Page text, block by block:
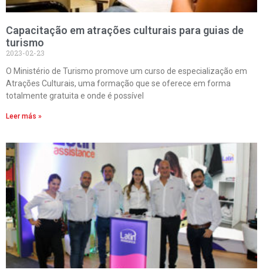
Capacitação em atrações culturais para guias de
turismo
2023-02-23
O Ministério de Turismo promove um curso de especialização em
Atrações Culturais, uma formação que se oferece em forma
totalmente gratuita e onde é possível